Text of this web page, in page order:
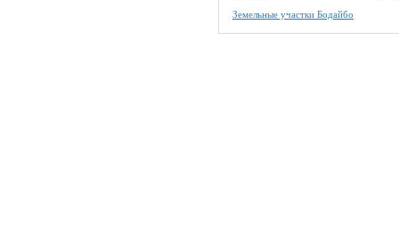
Земельные участки Бодайбо